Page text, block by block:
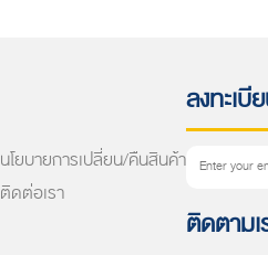
นโยบายการเปลี่ยน/คืนสินค้า
ติดต่อเรา
ลงทะเบี
ติดตามเ